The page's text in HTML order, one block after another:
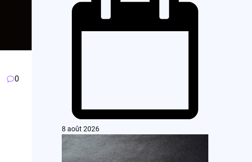
0
8 août 2026